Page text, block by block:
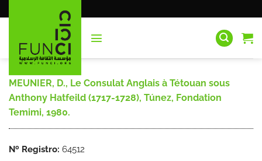
al
MEUNIER, D., Le Consulat Anglais à Tétouan sous
Anthony Hatfeild (1717-1728), Túnez, Fondation
Temimi, 1980.
Nº Registro: 64512